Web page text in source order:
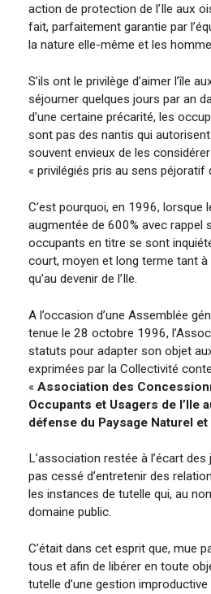
action de protection de l’Ile aux
fait, parfaitement garantie par
la nature elle-même et les
S’ils ont le privilège d’aimer l’île
séjourner quelques jours par an
d’une certaine précarité, les
sont pas des nantis qui
souvent envieux de les
« privilégiés pris au sens péjoratif
C’est pourquoi, en 1996, lorsque
augmentée de 600% avec rappel
occupants en titre se sont
court, moyen et long terme tant à
qu’au devenir de l’Ile.
A l’occasion d’une Assemblée
tenue le 28 octobre 1996,
statuts pour adapter son objet
exprimées par la Collectivité
«Association des
Occupants et Usagers de l’Ile
défense du Paysage Naturel et
L’association restée à l’écart des
pas cessé d’entretenir des
les instances de tutelle qui, au
domaine public.
C’était dans cet esprit que, mue
tous et afin de libérer en toute
tutelle d’une gestion improductive